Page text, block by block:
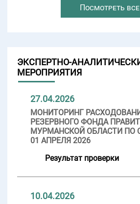
Посмотреть все
ЭКСПЕРТНО-
МЕРОПРИЯТИЯ
27.04.2026
МОНИТОРИНГ
РЕЗЕРВНОГО ФОНДА
МУРМАНСКОЙ ОБЛАСТИ ПО
01 АПРЕЛЯ 2026
Результат проверки
10.04.2026